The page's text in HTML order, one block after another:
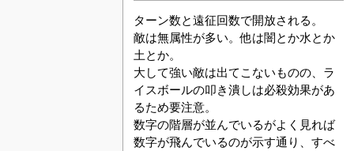
ターン数と遠征回数で開放される。
敵は無属性が多い。他は闇とか水とか
土とか。
大して強い敵は出てこないものの、ラ
イスボールの叩き潰しは必殺効果があ
るため要注意。
数字の階層が並んでいるがよく見れば
数字が飛んでいるのが示す通り、すべ